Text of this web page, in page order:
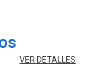
VER DETALLES